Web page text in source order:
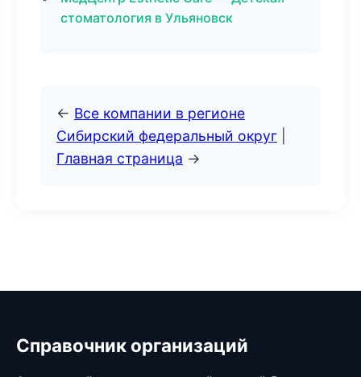
стоматология в Ульяновск
← Все компании в регионе
Сибирский федеральный округ
Главная страница →
Справочник организаций